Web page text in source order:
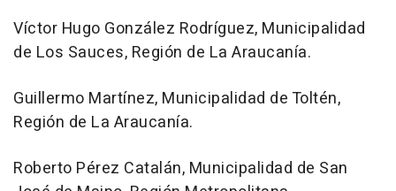
Víctor Hugo González Rodríguez, Municipalidad
de Los Sauces, Región de La Araucanía.
Guillermo Martínez, Municipalidad de Toltén,
Región de La Araucanía.
Roberto Pérez Catalán, Municipalidad de San